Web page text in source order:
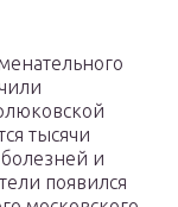
тысячи
и
появился